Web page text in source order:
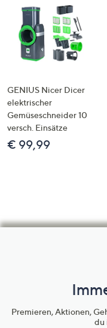
GENIUS Nicer Dicer
elektrischer
Gemüseschneider 10
versch. Einsätze
€ 99,99
Premieren, Aktionen,
du